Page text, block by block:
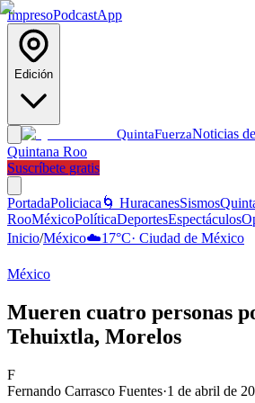
ImpresoPodcastApp
Edición
QuintaFuerzaNoticias
Quintana Roo
Suscríbete gratis
PortadaPoliciaca 🌀 HuracanesSismos
RooMéxicoPolíticaDeportesEspectáculos
Inicio/México☁️17°C· Ciudad de México
México
Mueren cuatro personas
Tehuixtla, Morelos
F
Fernando Carrasco Fuentes·1 de abril de